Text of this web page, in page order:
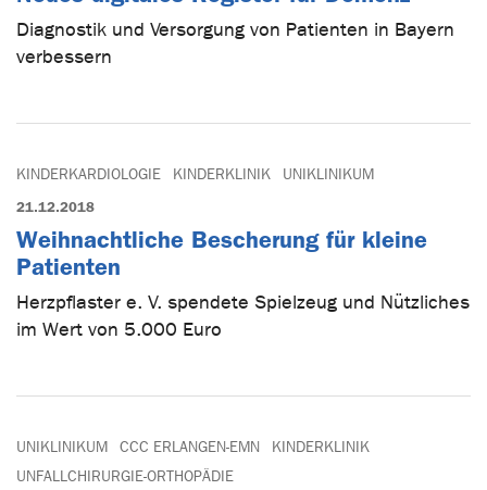
Diagnostik und Versorgung von Patienten in Bayern
verbessern
KINDERKARDIOLOGIE KINDERKLINIK UNIKLINIKUM
21.12.2018
Weihnachtliche Bescherung für kleine
Patienten
Herzpflaster e. V. spendete Spielzeug und Nützliches
im Wert von 5.000 Euro
UNIKLINIKUM CCC ERLANGEN-EMN
KINDERKLINIK
UNFALLCHIRURGIE-ORTHOPÄDIE